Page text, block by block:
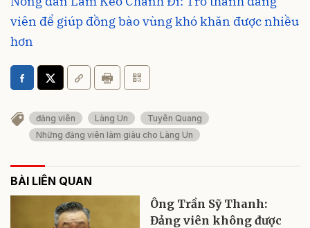
viên để giúp đồng bào vùng khó khăn được nhiều
hơn
đảng viên Làng Un
Tuyên Quang
Những đảng viên làm giàu cho Làng Un
BÀI LIÊN QUAN
Ông Trần Sỹ Thanh:
Đảng viên không được